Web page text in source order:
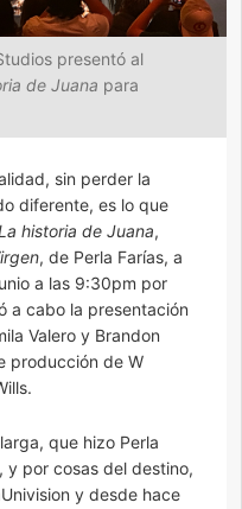
presentó al
de Juana para
sin perder la
diferente, es lo que
historia de Juana,
, de Perla Farías, a
a las 9:30pm por
a cabo la presentación
Valero y Brandon
producción de W
que hizo Perla
y por cosas del destino,
y desde hace